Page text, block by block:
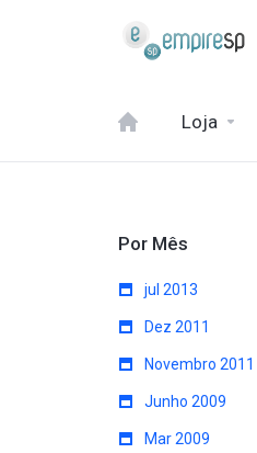
Loja
Por Mês
jul 2013
Dez 2011
Novembro 2011
Junho 2009
Mar 2009